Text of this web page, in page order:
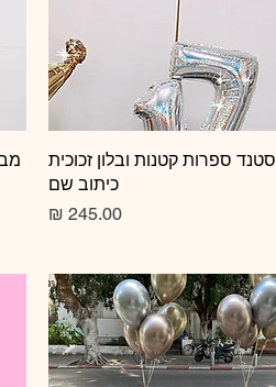
תצוגה מהירה
סטנד ספרות קטנות ובלון זכוכית
כיתוב שם
מחיר‏245.00 ‏₪